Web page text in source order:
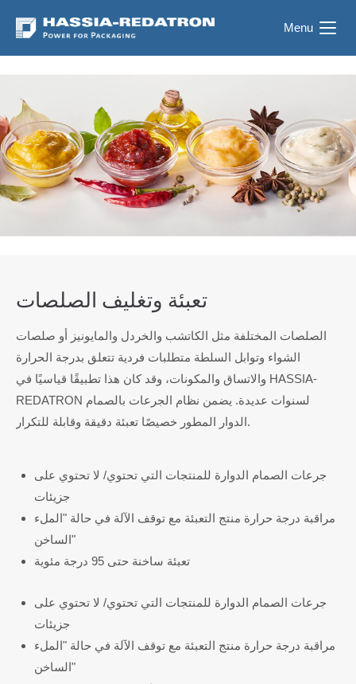
Menu
تعبئة وتغليف الصلصات
الصلصات المختلفة مثل الكاتشب والخردل والمايونيز أو صلصات
الشواء وتوابل السلطة متطلبات فردية تتعلق بدرجة الحرارة
والاتساق والمكونات، وقد كان هذا تطبيقًا قياسيًا في HASSIA-
REDATRON لسنوات عديدة. يضمن نظام الجرعات بالصمام
الدوار المطور خصيصًا تعبئة دقيقة وقابلة للتكرار.
جرعات الصمام الدوارة للمنتجات التي تحتوي/ لا تحتوي على
جزيئات
مراقبة درجة حرارة منتج التعبئة مع توقف الآلة في حالة "الملء
الساخن"
تعبئة ساخنة حتى 95 درجة مئوية
جرعات الصمام الدوارة للمنتجات التي تحتوي/ لا تحتوي على
جزيئات
مراقبة درجة حرارة منتج التعبئة مع توقف الآلة في حالة "الملء
الساخن"